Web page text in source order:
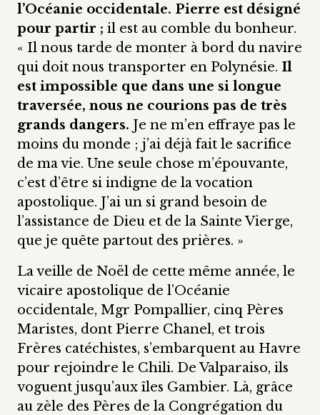
l’Océanie occidentale. Pierre est désigné
pour partir ; il est au comble du bonheur.
« Il nous tarde de monter à bord du navire
qui doit nous transporter en Polynésie. Il
est impossible que dans une si longue
traversée, nous ne courions pas de très
grands dangers. Je ne m’en effraye pas le
moins du monde ; j’ai déjà fait le sacrifice
de ma vie. Une seule chose m’épouvante,
c’est d’être si indigne de la vocation
apostolique. J’ai un si grand besoin de
l’assistance de Dieu et de la Sainte Vierge,
que je quête partout des prières. »
La veille de Noël de cette même année, le
vicaire apostolique de l’Océanie
occidentale, Mgr Pompallier, cinq Pères
Maristes, dont Pierre Chanel, et trois
Frères catéchistes, s’embarquent au Havre
pour rejoindre le Chili. De Valparaiso, ils
voguent jusqu’aux îles Gambier. Là, grâce
au zèle des Pères de la Congrégation du